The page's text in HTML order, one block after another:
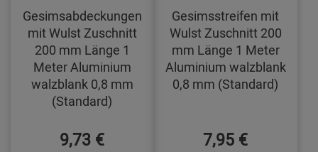
Gesimsabdeckungen
mit Wulst Zuschnitt
200 mm Länge 1
Meter Aluminium
walzblank 0,8 mm
(Standard)
9,73 €
Gesimsstreifen mit
Wulst Zuschnitt 200
mm Länge 1 Meter
Aluminium walzblank
0,8 mm (Standard)
7,95 €